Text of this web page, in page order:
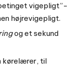
vigepligt”-
højrevigepligt.
og et sekund
kørelærer, til